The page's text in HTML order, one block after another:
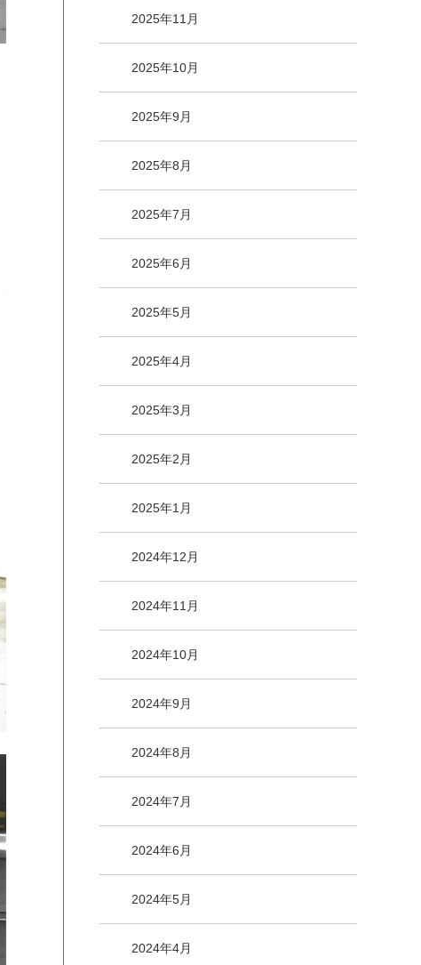
2025年11月
2025年10月
2025年9月
2025年8月
2025年7月
2025年6月
2025年5月
2025年4月
2025年3月
2025年2月
2025年1月
2024年12月
2024年11月
2024年10月
2024年9月
2024年8月
2024年7月
2024年6月
2024年5月
2024年4月